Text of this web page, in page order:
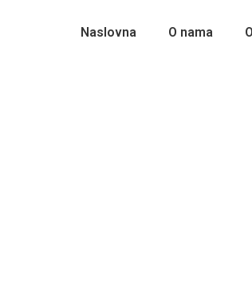
Naslovna O nama